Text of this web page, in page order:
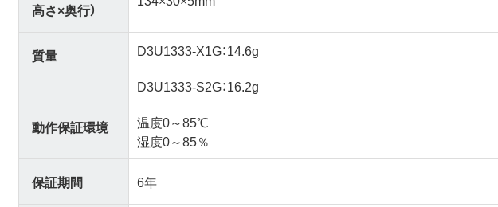
高さ×奥行）
質量
D3U1333-X1G：14.6g
D3U1333-S2G：16.2g
動作保証環境
温度0～85℃
湿度0～85％
保証期間 6年